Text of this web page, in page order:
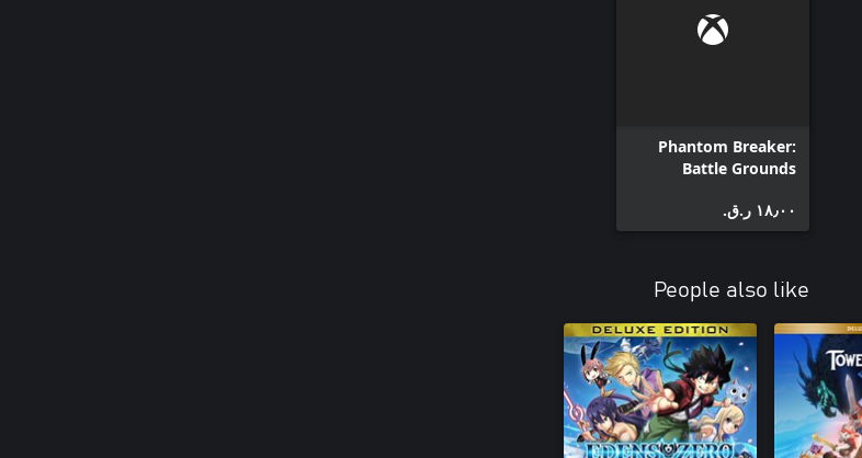
Phantom Breaker:
Battle Grounds
١٨٫٠٠ ر.ق.‏
People also like